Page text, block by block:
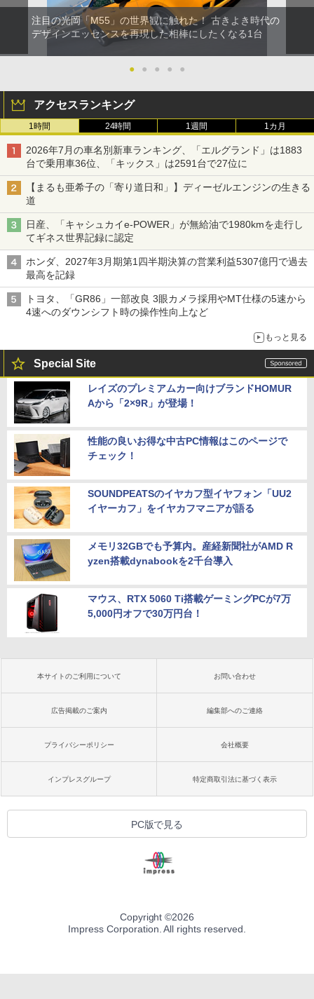
注目の光岡「M55」の世界観に触れた！ 古きよき時代の
デザインエッセンスを再現した相棒にしたくなる1台
● ● ● ● ●
アクセスランキング
1時間 24時間 1週間 1カ月
2026年7月の車名別新車ランキング、「エルグランド」は1883
台で乗用車36位、「キックス」は2591台で27位に
【まるも亜希子の「寄り道日和」】ディーゼルエンジンの生きる
道
日産、「キャシュカイe-POWER」が無給油で1980kmを走行し
てギネス世界記録に認定
ホンダ、2027年3月期第1四半期決算の営業利益5307億円で過去
最高を記録
トヨタ、「GR86」一部改良 3眼カメラ採用やMT仕様の5速から
4速へのダウンシフト時の操作性向上など
もっと見る
Special Site
レイズのプレミアムカー向けブランドHOMUR
Aから「2×9R」が登場！
性能の良いお得な中古PC情報はこのページで
チェック！
SOUNDPEATSのイヤカフ型イヤフォン「UU2
イヤーカフ」をイヤカフマニアが語る
メモリ32GBでも予算内。産経新聞社がAMD R
yzen搭載dynabookを2千台導入
マウス、RTX 5060 Ti搭載ゲーミングPCが7万
5,000円オフで30万円台！
本サイトのご利用について お問い合わせ
広告掲載のご案内 編集部へのご連絡
プライバシーポリシー 会社概要
インプレスグループ 特定商取引法に基づく表示
PC版で見る
Copyright ©2026
Impress Corporation. All rights reserved.